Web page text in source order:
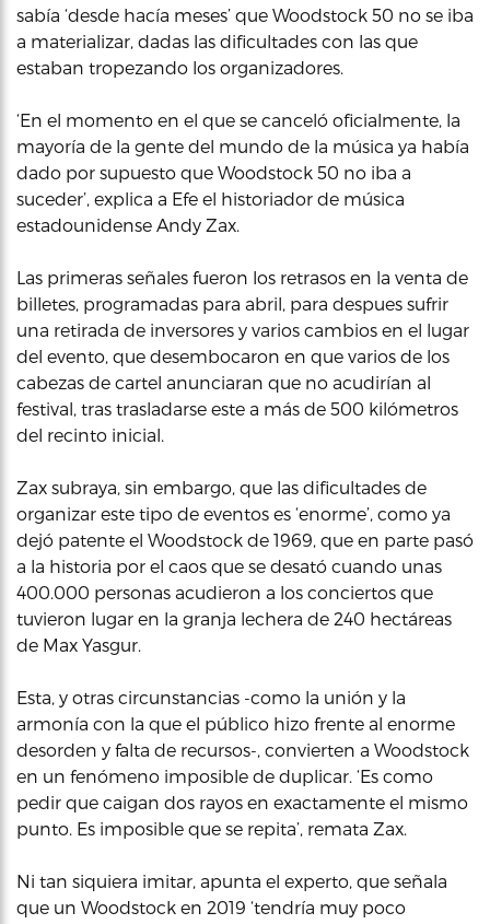
sabía ‘desde hacía meses’ que Woodstock 50 no se iba
a materializar, dadas las dificultades con las que
estaban tropezando los organizadores.
‘En el momento en el que se canceló oficialmente, la
mayoría de la gente del mundo de la música ya había
dado por supuesto que Woodstock 50 no iba a
suceder’, explica a Efe el historiador de música
estadounidense Andy Zax.
Las primeras señales fueron los retrasos en la venta de
billetes, programadas para abril, para despues sufrir
una retirada de inversores y varios cambios en el lugar
del evento, que desembocaron en que varios de los
cabezas de cartel anunciaran que no acudirían al
festival, tras trasladarse este a más de 500 kilómetros
del recinto inicial.
Zax subraya, sin embargo, que las dificultades de
organizar este tipo de eventos es ‘enorme’, como ya
dejó patente el Woodstock de 1969, que en parte pasó
a la historia por el caos que se desató cuando unas
400.000 personas acudieron a los conciertos que
tuvieron lugar en la granja lechera de 240 hectáreas
de Max Yasgur.
Esta, y otras circunstancias -como la unión y la
armonía con la que el público hizo frente al enorme
desorden y falta de recursos-, convierten a Woodstock
en un fenómeno imposible de duplicar. ‘Es como
pedir que caigan dos rayos en exactamente el mismo
punto. Es imposible que se repita’, remata Zax.
Ni tan siquiera imitar, apunta el experto, que señala
que un Woodstock en 2019 ‘tendría muy poco